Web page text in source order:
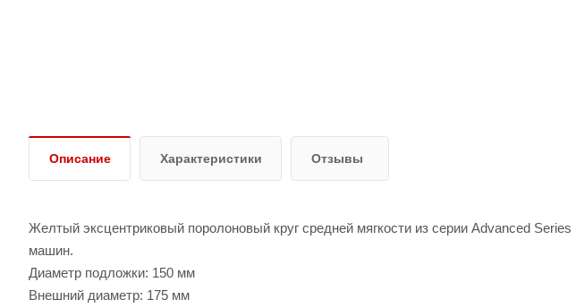
Описание Характеристики Отзывы
Желтый эксцентриковый поролоновый круг средней мягкости из серии Advanced
машин.
Диаметр подложки: 150 мм
Внешний диаметр: 175 мм